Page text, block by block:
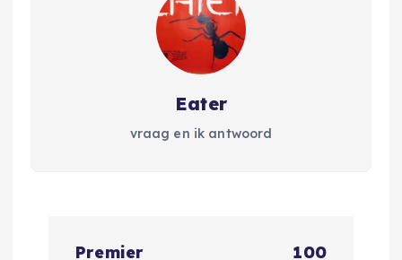
Eater
vraag en ik antwoord
Premier 100